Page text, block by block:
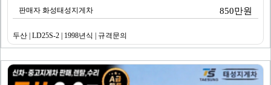
판매자 화성태성지게차 850만원
두산 | LD25S-2 | 1998년식 | 규격문의